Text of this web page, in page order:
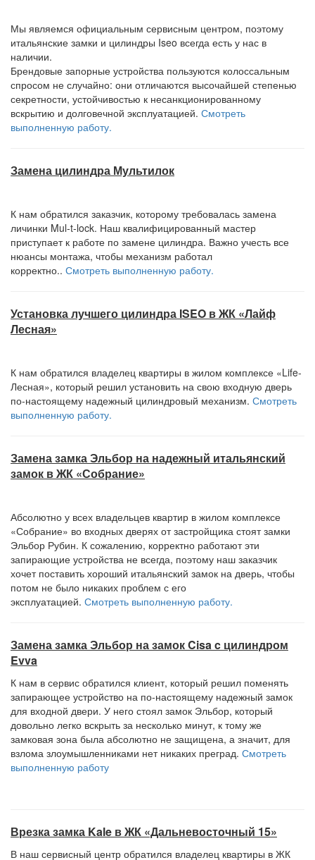
Мы являемся официальным сервисным центром, поэтому
итальянские замки и цилиндры Iseo всегда есть у нас в
наличии.
Брендовые запорные устройства пользуются колоссальным
спросом не случайно: они отличаются высочайшей степенью
секретности, устойчивостью к несанкционированному
вскрытию и долговечной эксплуатацией. Смотреть
выполненную работу.
Замена цилиндра Мультилок
К нам обратился заказчик, которому требовалась замена
личинки Mul-t-lock. Наш квалифицированный мастер
приступает к работе по замене цилиндра. Важно учесть все
нюансы монтажа, чтобы механизм работал
корректно.. Смотреть выполненную работу.
Установка лучшего цилиндра ISEO в ЖК «Лайф
Лесная»
К нам обратился владелец квартиры в жилом комплексе «Life-
Лесная», который решил установить на свою входную дверь
по-настоящему надежный цилиндровый механизм. Смотреть
выполненную работу.
Замена замка Эльбор на надежный итальянский
замок в ЖК «Собрание»
Абсолютно у всех владельцев квартир в жилом комплексе
«Собрание» во входных дверях от застройщика стоят замки
Эльбор Рубин. К сожалению, корректно работают эти
запирающие устройства не всегда, поэтому наш заказчик
хочет поставить хороший итальянский замок на дверь, чтобы
потом не было никаких проблем с его
эксплуатацией. Смотреть выполненную работу.
Замена замка Эльбор на замок Cisa c цилиндром
Evva
К нам в сервис обратился клиент, который решил поменять
запирающее устройство на по-настоящему надежный замок
для входной двери. У него стоял замок Эльбор, который
довольно легко вскрыть за несколько минут, к тому же
замковая зона была абсолютно не защищена, а значит, для
взлома злоумышленниками нет никаких преград. Смотреть
выполненную работу
Врезка замка Kale в ЖК «Дальневосточный 15»
В наш сервисный центр обратился владелец квартиры в ЖК